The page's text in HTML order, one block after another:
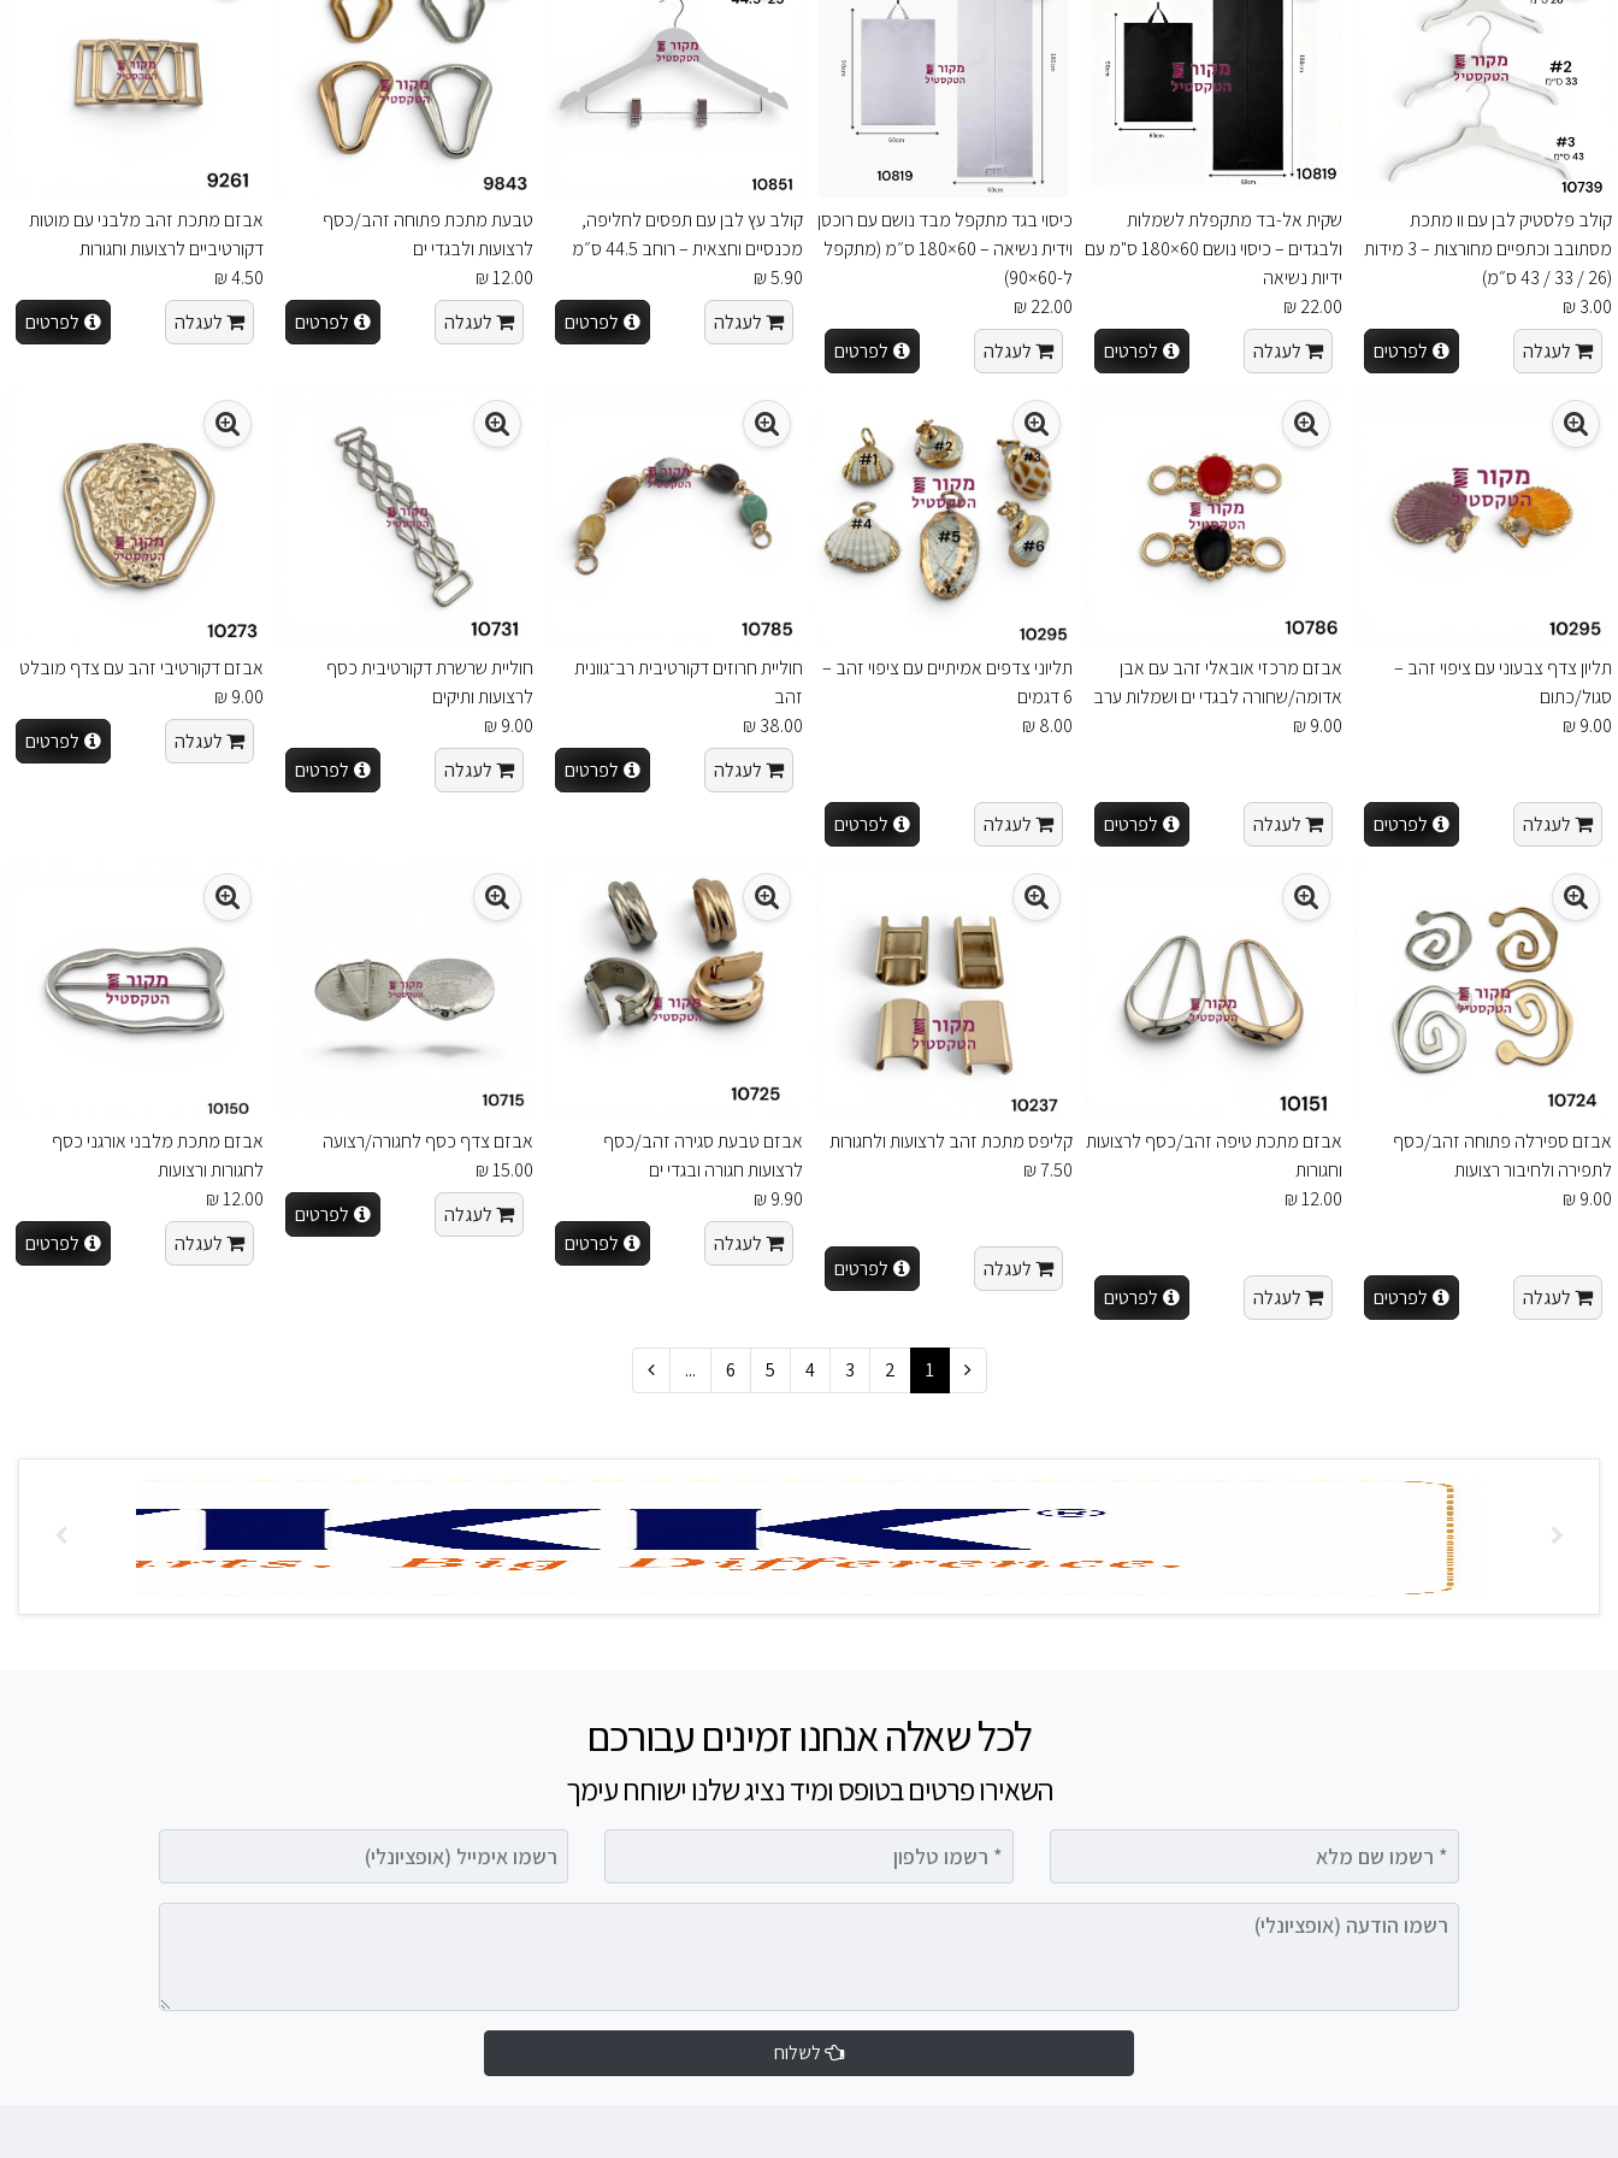
קולב פלסטיק לבן עם וו מתכת
מסתובב וכתפיים מחורצות – 3 מידות
(26 / 33 / 43 ס״מ)
3.00 ₪
לעגלה
לפרטים
שקית אל-בד מתקפלת לשמלות
ולבגדים – כיסוי נושם 60×180 ס"מ עם
ידיות נשיאה
22.00 ₪
לעגלה
לפרטים
כיסוי בגד מתקפל מבד נושם עם רוכסן
וידית נשיאה – 60×180 ס״מ (מתקפל
ל-60×90)
22.00 ₪
לעגלה
לפרטים
קולב עץ לבן עם תפסים לחליפה,
מכנסיים וחצאית – רוחב 44.5 ס״מ
5.90 ₪
לעגלה
לפרטים
טבעת מתכת פתוחה זהב/כסף
לרצועות ולבגדי ים
12.00 ₪
לעגלה
לפרטים
אבזם מתכת זהב מלבני עם מוטות
דקורטיביים לרצועות וחגורות
4.50 ₪
לעגלה
לפרטים
תליון צדף צבעוני עם ציפוי זהב –
סגול/כתום
9.00 ₪
לעגלה לפרטים
אבזם מרכזי אובאלי זהב עם אבן
אדומה/שחורה לבגדי ים ושמלות ערב
9.00 ₪
לעגלה לפרטים
תליוני צדפים אמיתיים עם ציפוי זהב –
6 דגמים
8.00 ₪
לעגלה לפרטים
חוליית חרוזים דקורטיבית רב־גוונית
זהב
38.00 ₪
לעגלה
לפרטים
חוליית שרשרת דקורטיבית כסף
לרצועות ותיקים
9.00 ₪
לעגלה
לפרטים
אבזם דקורטיבי זהב עם צדף מובלט
9.00 ₪
לעגלה
לפרטים
אבזם ספירלה פתוחה זהב/כסף
לתפירה ולחיבור רצועות
9.00 ₪
לעגלה לפרטים
אבזם מתכת טיפה זהב/כסף לרצועות
וחגורות
12.00 ₪
לעגלה לפרטים
קליפס מתכת זהב לרצועות ולחגורות
7.50 ₪
לעגלה לפרטים
אבזם טבעת סגירה זהב/כסף
לרצועות חגורה ובגדי ים
9.90 ₪
לעגלה
לפרטים
אבזם צדף כסף לחגורה/רצועה
15.00 ₪
לעגלה
לפרטים
אבזם מתכת מלבני אורגני כסף
לחגורות ורצועות
12.00 ₪
לעגלה
לפרטים
1
2
3
4
5
6
...
לכל שאלה אנחנו זמינים עבורכם
השאירו פרטים בטופס ומיד נציג שלנו ישוחח עימך
רשמו הודעה (אופציונלי)
לשלוח